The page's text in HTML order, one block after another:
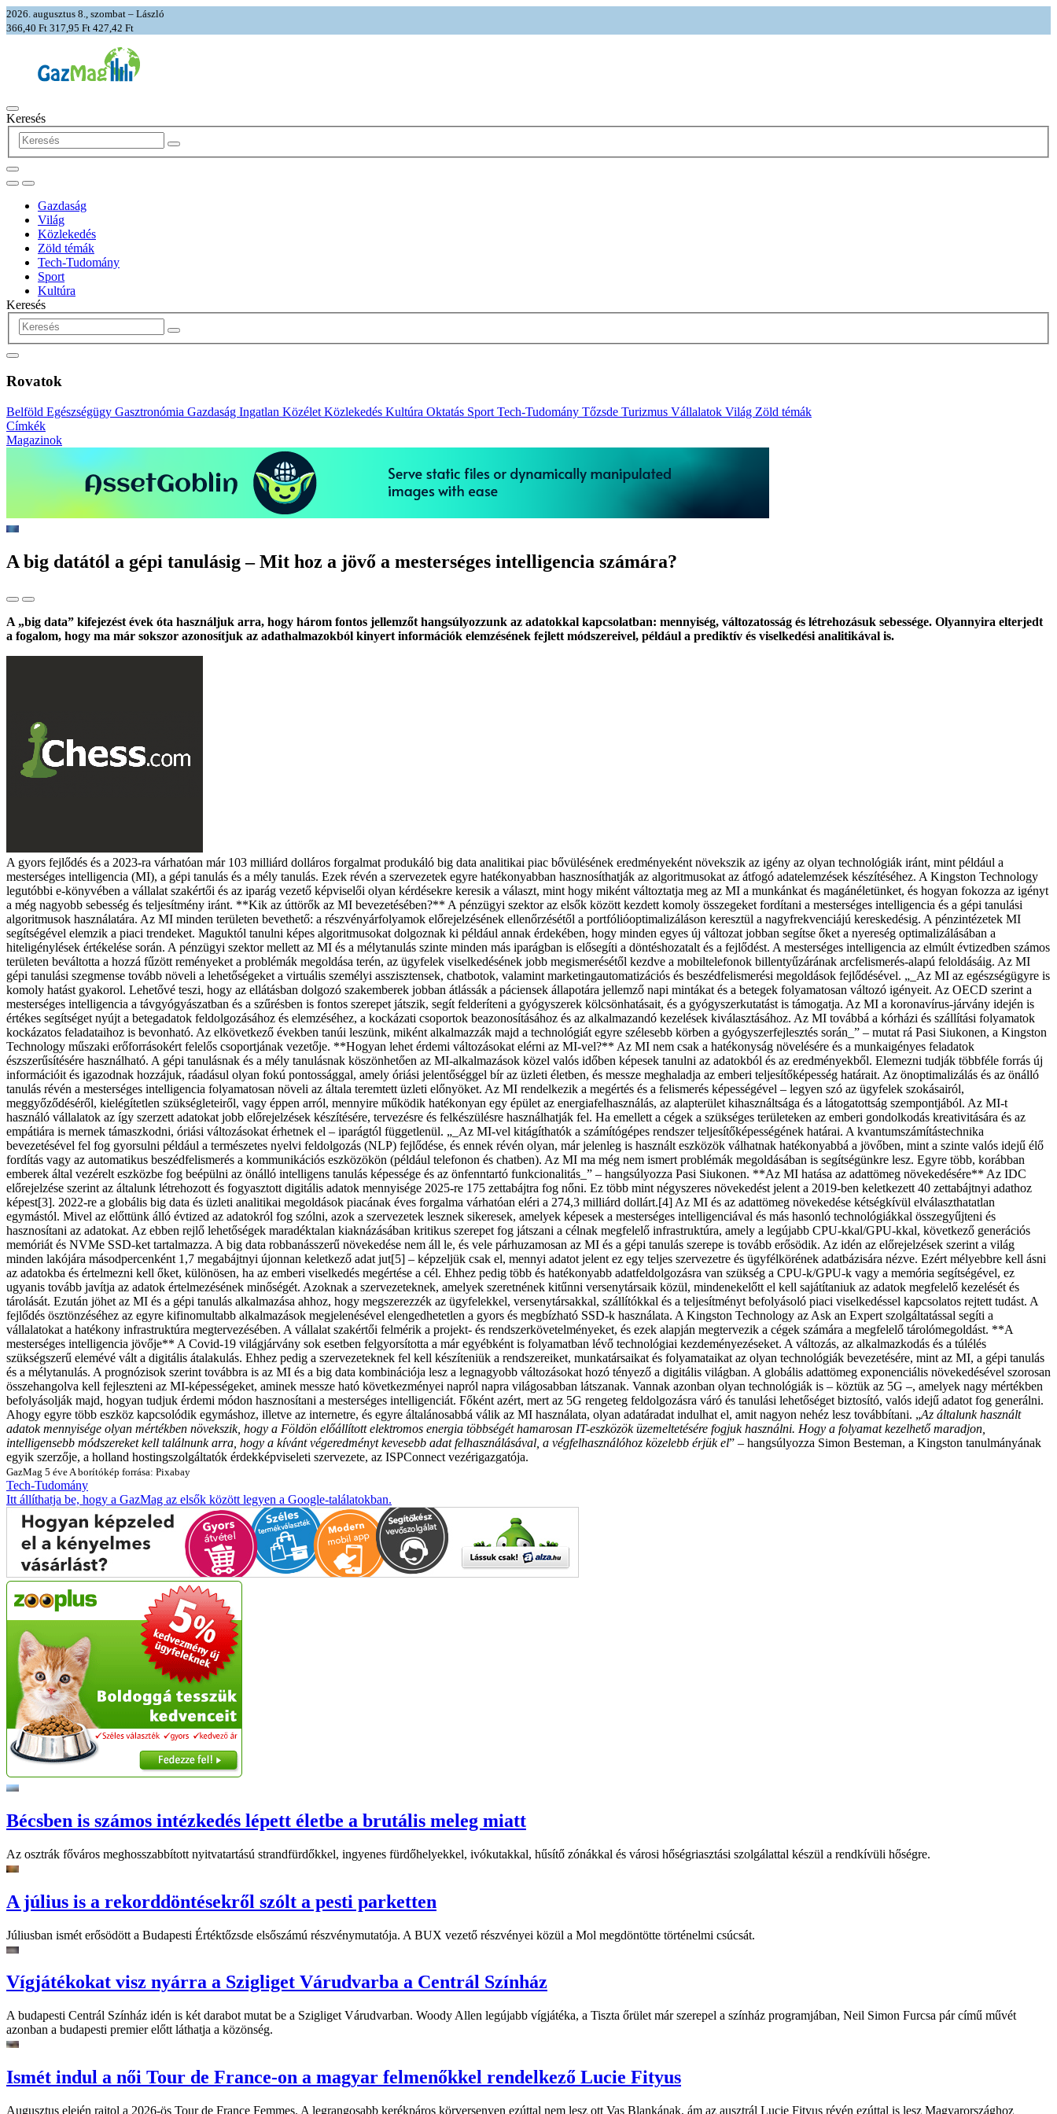
2026. augusztus 8., szombat – László
366,40 Ft 317,95 Ft 427,42 Ft
Keresés
Gazdaság
Világ
Közlekedés
Zöld témák
Tech-Tudomány
Sport
Kultúra
Keresés
Rovatok
Belföld Egészségügy Gasztronómia Gazdaság Ingatlan Közélet Közlekedés Kultúra Oktatás Sport Tech-Tudomány Tőzsde Turizmus Vállalatok Világ Zöld témák
Címkék
Magazinok
A big datától a gépi tanulásig – Mit hoz a jövő a mesterséges intelligencia számára?
A „big data” kifejezést évek óta használjuk arra, hogy három fontos jellemzőt hangsúlyozzunk az adatokkal kapcsolatban: mennyiség, változatosság és létrehozásuk sebessége. Olyannyira elterjedt
a fogalom, hogy ma már sokszor azonosítjuk az adathalmazokból kinyert információk elemzésének fejlett módszereivel, például a prediktív és viselkedési analitikával is.
A gyors fejlődés és a 2023-ra várhatóan már 103 milliárd dolláros forgalmat produkáló big data analitikai piac bővülésének eredményeként növekszik az igény az olyan technológiák iránt, mint például a
mesterséges intelligencia (MI), a gépi tanulás és a mély tanulás. Ezek révén a szervezetek egyre hatékonyabban hasznosíthatják az algoritmusokat az átfogó adatelemzések készítéséhez. A Kingston Technology
legutóbbi e-könyvében a vállalat szakértői és az iparág vezető képviselői olyan kérdésekre keresik a választ, mint hogy miként változtatja meg az MI a munkánkat és magánéletünket, és hogyan fokozza az igényt
a még nagyobb sebesség és teljesítmény iránt. **Kik az úttörők az MI bevezetésében?** A pénzügyi szektor az elsők között kezdett komoly összegeket fordítani a mesterséges intelligencia és a gépi tanulási
algoritmusok használatára. Az MI minden területen bevethető: a részvényárfolyamok előrejelzésének ellenőrzésétől a portfólióoptimalizáláson keresztül a nagyfrekvenciájú kereskedésig. A pénzintézetek MI
segítségével elemzik a piaci trendeket. Maguktól tanulni képes algoritmusokat dolgoznak ki például annak érdekében, hogy minden egyes új változat jobban segítse őket a nyereség optimalizálásában a
hiteligénylések értékelése során. A pénzügyi szektor mellett az MI és a mélytanulás szinte minden más iparágban is elősegíti a döntéshozatalt és a fejlődést. A mesterséges intelligencia az elmúlt évtizedben számos
területen beváltotta a hozzá fűzött reményeket a problémák megoldása terén, az ügyfelek viselkedésének jobb megismerésétől kezdve a mobiltelefonok billentyűzárának arcfelismerés-alapú feloldásáig. Az MI
gépi tanulási szegmense tovább növeli a lehetőségeket a virtuális személyi asszisztensek, chatbotok, valamint marketingautomatizációs és beszédfelismerési megoldások fejlődésével. „_Az MI az egészségügyre is
komoly hatást gyakorol. Lehetővé teszi, hogy az ellátásban dolgozó szakemberek jobban átlássák a páciensek állapotára jellemző napi mintákat és a betegek folyamatosan változó igényeit. Az OECD szerint a
mesterséges intelligencia a távgyógyászatban és a szűrésben is fontos szerepet játszik, segít felderíteni a gyógyszerek kölcsönhatásait, és a gyógyszerkutatást is támogatja. Az MI a koronavírus-járvány idején is
értékes segítséget nyújt a betegadatok feldolgozásához és elemzéséhez, a kockázati csoportok beazonosításához és az alkalmazandó kezelések kiválasztásához. Az MI továbbá a kórházi és szállítási folyamatok
kockázatos feladataihoz is bevonható. Az elkövetkező években tanúi leszünk, miként alkalmazzák majd a technológiát egyre szélesebb körben a gyógyszerfejlesztés során_” – mutat rá Pasi Siukonen, a Kingston
Technology műszaki erőforrásokért felelős csoportjának vezetője. **Hogyan lehet érdemi változásokat elérni az MI-vel?** Az MI nem csak a hatékonyság növelésére és a munkaigényes feladatok
észszerűsítésére használható. A gépi tanulásnak és a mély tanulásnak köszönhetően az MI-alkalmazások közel valós időben képesek tanulni az adatokból és az eredményekből. Elemezni tudják többféle forrás új
információit és igazodnak hozzájuk, ráadásul olyan fokú pontossággal, amely óriási jelentőséggel bír az üzleti életben, és messze meghaladja az emberi teljesítőképesség határait. Az önoptimalizálás és az önálló
tanulás révén a mesterséges intelligencia folyamatosan növeli az általa teremtett üzleti előnyöket. Az MI rendelkezik a megértés és a felismerés képességével – legyen szó az ügyfelek szokásairól,
meggyőződéséről, kielégítetlen szükségleteiről, vagy éppen arról, mennyire működik hatékonyan egy épület az energiafelhasználás, az alapterület kihasználtsága és a látogatottság szempontjából. Az MI-t
használó vállalatok az így szerzett adatokat jobb előrejelzések készítésére, tervezésre és felkészülésre használhatják fel. Ha emellett a cégek a szükséges területeken az emberi gondolkodás kreativitására és az
empátiára is mernek támaszkodni, óriási változásokat érhetnek el – iparágtól függetlenül. „_Az MI-vel kitágíthatók a számítógépes rendszer teljesítőképességének határai. A kvantumszámítástechnika
bevezetésével fel fog gyorsulni például a természetes nyelvi feldolgozás (NLP) fejlődése, és ennek révén olyan, már jelenleg is használt eszközök válhatnak hatékonyabbá a jövőben, mint a szinte valós idejű élő
fordítás vagy az automatikus beszédfelismerés a kommunikációs eszközökön (például telefonon és chatben). Az MI ma még nem ismert problémák megoldásában is segítségünkre lesz. Egyre több, korábban
emberek által vezérelt eszközbe fog beépülni az önálló intelligens tanulás képessége és az önfenntartó funkcionalitás_” – hangsúlyozza Pasi Siukonen. **Az MI hatása az adattömeg növekedésére** Az IDC
előrejelzése szerint az általunk létrehozott és fogyasztott digitális adatok mennyisége 2025-re 175 zettabájtra fog nőni. Ez több mint négyszeres növekedést jelent a 2019-ben keletkezett 40 zettabájtnyi adathoz
képest[3]. 2022-re a globális big data és üzleti analitikai megoldások piacának éves forgalma várhatóan eléri a 274,3 milliárd dollárt.[4] Az MI és az adattömeg növekedése kétségkívül elválaszthatatlan
egymástól. Mivel az előttünk álló évtized az adatokról fog szólni, azok a szervezetek lesznek sikeresek, amelyek képesek a mesterséges intelligenciával és más hasonló technológiákkal összegyűjteni és
hasznosítani az adatokat. Az ebben rejlő lehetőségek maradéktalan kiaknázásában kritikus szerepet fog játszani a célnak megfelelő infrastruktúra, amely a legújabb CPU-kkal/GPU-kkal, következő generációs
memóriát és NVMe SSD-ket tartalmazza. A big data robbanásszerű növekedése nem áll le, és vele párhuzamosan az MI és a gépi tanulás szerepe is tovább erősödik. Az idén az előrejelzések szerint a világ
minden lakójára másodpercenként 1,7 megabájtnyi újonnan keletkező adat jut[5] – képzeljük csak el, mennyi adatot jelent ez egy teljes szervezetre és ügyfélkörének adatbázisára nézve. Ezért mélyebbre kell ásni
az adatokba és értelmezni kell őket, különösen, ha az emberi viselkedés megértése a cél. Ehhez pedig több és hatékonyabb adatfeldolgozásra van szükség a CPU-k/GPU-k vagy a memória segítségével, ez
ugyanis tovább javítja az adatok értelmezésének minőségét. Azoknak a szervezeteknek, amelyek szeretnének kitűnni versenytársaik közül, mindenekelőtt el kell sajátítaniuk az adatok megfelelő kezelését és
tárolását. Ezután jöhet az MI és a gépi tanulás alkalmazása ahhoz, hogy megszerezzék az ügyfelekkel, versenytársakkal, szállítókkal és a teljesítményt befolyásoló piaci viselkedéssel kapcsolatos rejtett tudást. A
fejlődés ösztönzéséhez az egyre kifinomultabb alkalmazások megjelenésével elengedhetetlen a gyors és megbízható SSD-k használata. A Kingston Technology az Ask an Expert szolgáltatással segíti a
vállalatokat a hatékony infrastruktúra megtervezésében. A vállalat szakértői felmérik a projekt- és rendszerkövetelményeket, és ezek alapján megtervezik a cégek számára a megfelelő tárolómegoldást. **A
mesterséges intelligencia jövője** A Covid-19 világjárvány sok esetben felgyorsította a már egyébként is folyamatban lévő technológiai kezdeményezéseket. A változás, az alkalmazkodás és a túlélés
szükségszerű elemévé vált a digitális átalakulás. Ehhez pedig a szervezeteknek fel kell készíteniük a rendszereiket, munkatársaikat és folyamataikat az olyan technológiák bevezetésére, mint az MI, a gépi tanulás
és a mélytanulás. A prognózisok szerint továbbra is az MI és a big data kombinációja lesz a legnagyobb változásokat hozó tényező a digitális világban. A globális adattömeg exponenciális növekedésével szorosan
összehangolva kell fejleszteni az MI-képességeket, aminek messze ható következményei napról napra világosabban látszanak. Vannak azonban olyan technológiák is – köztük az 5G –, amelyek nagy mértékben
befolyásolják majd, hogyan tudjuk érdemi módon hasznosítani a mesterséges intelligenciát. Főként azért, mert az 5G rengeteg feldolgozásra váró és tanulási lehetőséget biztosító, valós idejű adatot fog generálni.
Ahogy egyre több eszköz kapcsolódik egymáshoz, illetve az internetre, és egyre általánosabbá válik az MI használata, olyan adatáradat indulhat el, amit nagyon nehéz lesz továbbítani. „Az általunk használt
adatok mennyisége olyan mértékben növekszik, hogy a Földön előállított elektromos energia többségét hamarosan IT-eszközök üzemeltetésére fogjuk használni. Hogy a folyamat kezelhető maradjon,
intelligensebb módszereket kell találnunk arra, hogy a kívánt végeredményt kevesebb adat felhasználásával, a végfelhasználóhoz közelebb érjük el” – hangsúlyozza Simon Besteman, a Kingston tanulmányának
egyik szerzője, a holland hostingszolgáltatók érdekképviseleti szervezete, az ISPConnect vezérigazgatója.
GazMag 5 éve A borítókép forrása: Pixabay
Tech-Tudomány
Itt állíthatja be, hogy a GazMag az elsők között legyen a Google-találatokban.
Bécsben is számos intézkedés lépett életbe a brutális meleg miatt
Az osztrák főváros meghosszabbított nyitvatartású strandfürdőkkel, ingyenes fürdőhelyekkel, ivókutakkal, hűsítő zónákkal és városi hőségriasztási szolgálattal készül a rendkívüli hőségre.
A július is a rekorddöntésekről szólt a pesti parketten
Júliusban ismét erősödött a Budapesti Értéktőzsde elsőszámú részvénymutatója. A BUX vezető részvényei közül a Mol megdöntötte történelmi csúcsát.
Vígjátékokat visz nyárra a Szigliget Várudvarba a Centrál Színház
A budapesti Centrál Színház idén is két darabot mutat be a Szigliget Várudvarban. Woody Allen legújabb vígjátéka, a Tiszta őrület már szerepel a színház programjában, Neil Simon Furcsa pár című művét
azonban a budapesti premier előtt láthatja a közönség.
Ismét indul a női Tour de France-on a magyar felmenőkkel rendelkező Lucie Fityus
Augusztus elején rajtol a 2026-ös Tour de France Femmes. A legrangosabb kerékpáros körversenyen ezúttal nem lesz ott Vas Blankának, ám az ausztrál Lucie Fityus révén ezúttal is lesz Magyarországhoz